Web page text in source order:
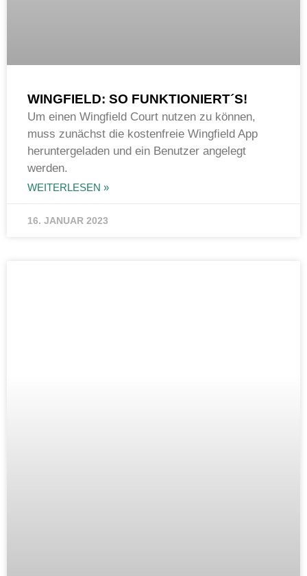
WINGFIELD: SO FUNKTIONIERT´S!
Um einen Wingfield Court nutzen zu können,
muss zunächst die kostenfreie Wingfield App
heruntergeladen und ein Benutzer angelegt
werden.
WEITERLESEN »
16. JANUAR 2023